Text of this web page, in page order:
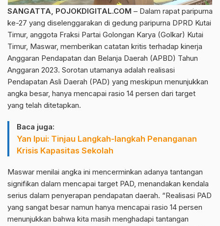
SANGATTA, POJOKDIGITAL.COM – Dalam rapat paripurna
ke-27 yang diselenggarakan di gedung paripurna DPRD Kutai
Timur, anggota Fraksi Partai Golongan Karya (Golkar) Kutai
Timur, Maswar, memberikan catatan kritis terhadap kinerja
Anggaran Pendapatan dan Belanja Daerah (APBD) Tahun
Anggaran 2023. Sorotan utamanya adalah realisasi
Pendapatan Asli Daerah (PAD) yang meskipun menunjukkan
angka besar, hanya mencapai rasio 14 persen dari target
yang telah ditetapkan.
Baca juga:
Yan Ipui: Tinjau Langkah-langkah Penanganan
Krisis Kapasitas Sekolah
Maswar menilai angka ini mencerminkan adanya tantangan
signifikan dalam mencapai target PAD, menandakan kendala
serius dalam penyerapan pendapatan daerah. “Realisasi PAD
yang sangat besar namun hanya mencapai rasio 14 persen
menunjukkan bahwa kita masih menghadapi tantangan